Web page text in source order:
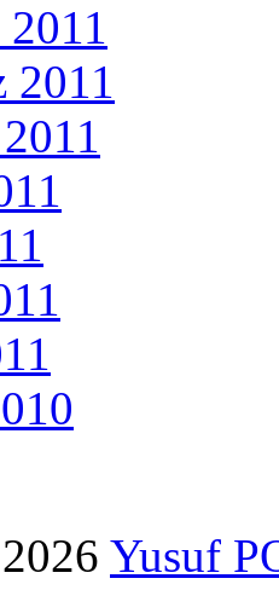
2011
Yusuf